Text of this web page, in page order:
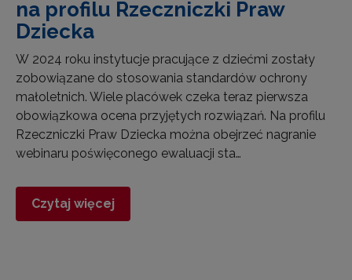
na profilu Rzeczniczki Praw
Dziecka
W 2024 roku instytucje pracujące z dziećmi zostały
zobowiązane do stosowania standardów ochrony
małoletnich. Wiele placówek czeka teraz pierwsza
obowiązkowa ocena przyjętych rozwiązań. Na profilu
Rzeczniczki Praw Dziecka można obejrzeć nagranie
webinaru poświęconego ewaluacji sta…
Czytaj więcej